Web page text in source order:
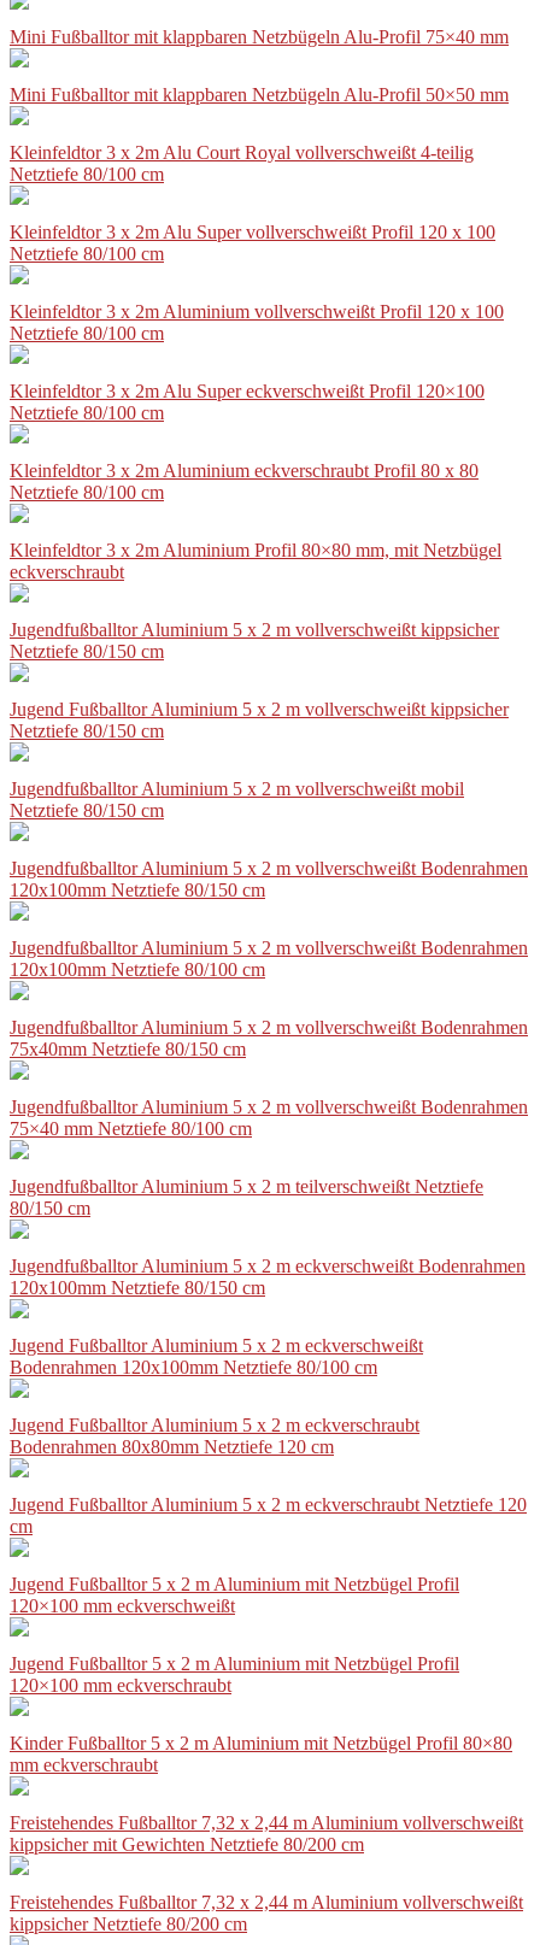
Mini Fußballtor mit klappbaren Netzbügeln Alu-Profil 75×40 mm
Mini Fußballtor mit klappbaren Netzbügeln Alu-Profil 50×50 mm
Kleinfeldtor 3 x 2m Alu Court Royal vollverschweißt 4-teilig
Netztiefe 80/100 cm
Kleinfeldtor 3 x 2m Alu Super vollverschweißt Profil 120 x 100
Netztiefe 80/100 cm
Kleinfeldtor 3 x 2m Aluminium vollverschweißt Profil 120 x 100
Netztiefe 80/100 cm
Kleinfeldtor 3 x 2m Alu Super eckverschweißt Profil 120×100
Netztiefe 80/100 cm
Kleinfeldtor 3 x 2m Aluminium eckverschraubt Profil 80 x 80
Netztiefe 80/100 cm
Kleinfeldtor 3 x 2m Aluminium Profil 80×80 mm, mit Netzbügel
eckverschraubt
Jugendfußballtor Aluminium 5 x 2 m vollverschweißt kippsicher
Netztiefe 80/150 cm
Jugend Fußballtor Aluminium 5 x 2 m vollverschweißt kippsicher
Netztiefe 80/150 cm
Jugendfußballtor Aluminium 5 x 2 m vollverschweißt mobil
Netztiefe 80/150 cm
Jugendfußballtor Aluminium 5 x 2 m vollverschweißt Bodenrahmen
120x100mm Netztiefe 80/150 cm
Jugendfußballtor Aluminium 5 x 2 m vollverschweißt Bodenrahmen
120x100mm Netztiefe 80/100 cm
Jugendfußballtor Aluminium 5 x 2 m vollverschweißt Bodenrahmen
75x40mm Netztiefe 80/150 cm
Jugendfußballtor Aluminium 5 x 2 m vollverschweißt Bodenrahmen
75×40 mm Netztiefe 80/100 cm
Jugendfußballtor Aluminium 5 x 2 m teilverschweißt Netztiefe
80/150 cm
Jugendfußballtor Aluminium 5 x 2 m eckverschweißt Bodenrahmen
120x100mm Netztiefe 80/150 cm
Jugend Fußballtor Aluminium 5 x 2 m eckverschweißt
Bodenrahmen 120x100mm Netztiefe 80/100 cm
Jugend Fußballtor Aluminium 5 x 2 m eckverschraubt
Bodenrahmen 80x80mm Netztiefe 120 cm
Jugend Fußballtor Aluminium 5 x 2 m eckverschraubt Netztiefe 120
cm
Jugend Fußballtor 5 x 2 m Aluminium mit Netzbügel Profil
120×100 mm eckverschweißt
Jugend Fußballtor 5 x 2 m Aluminium mit Netzbügel Profil
120×100 mm eckverschraubt
Kinder Fußballtor 5 x 2 m Aluminium mit Netzbügel Profil 80×80
mm eckverschraubt
Freistehendes Fußballtor 7,32 x 2,44 m Aluminium vollverschweißt
kippsicher mit Gewichten Netztiefe 80/200 cm
Freistehendes Fußballtor 7,32 x 2,44 m Aluminium vollverschweißt
kippsicher Netztiefe 80/200 cm